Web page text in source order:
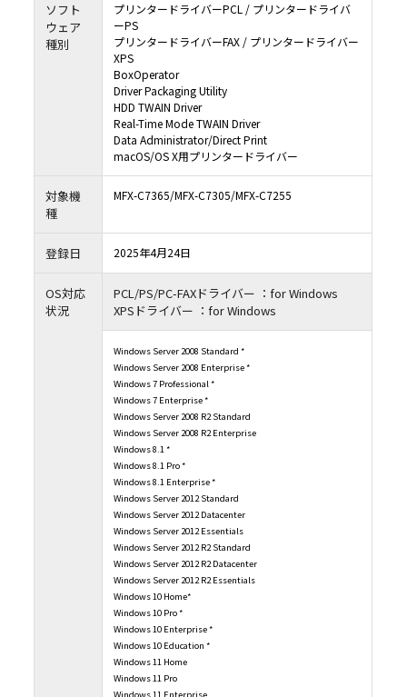
1995), consisting of "commercial computer software" and "commercial
software documentation," as such terms are used in 48 C.F.R. 12.212
Consistent with 48 C.F.R. 12.212 and 48 C.F.R. 227.7202-1 through 227.7202-4
U.S. Government End Users shall acquire the Software with only those rights
herein.
ソフト
ウェア
種別
プリンタードライバーPCL / プリンタードライバ
ーPS
プリンタードライバーFAX / プリンタードライバー
XPS
BoxOperator
Driver Packaging Utility
HDD TWAIN Driver
Real-Time Mode TWAIN Driver
Data Administrator/Direct Print
macOS/OS X用プリンタードライバー
対象機
種
MFX-C7365/MFX-C7305/MFX-C7255
登録日 2025年4月24日
OS対応
状況
PCL/PS/PC-FAXドライバー ：for Windows
XPSドライバー ：for Windows
Windows Server 2008 Standard *
Windows Server 2008 Enterprise *
Windows 7 Professional *
Windows 7 Enterprise *
Windows Server 2008 R2 Standard
Windows Server 2008 R2 Enterprise
Windows 8.1 *
Windows 8.1 Pro *
Windows 8.1 Enterprise *
Windows Server 2012 Standard
Windows Server 2012 Datacenter
Windows Server 2012 Essentials
Windows Server 2012 R2 Standard
Windows Server 2012 R2 Datacenter
Windows Server 2012 R2 Essentials
Windows 10 Home*
Windows 10 Pro *
Windows 10 Enterprise *
Windows 10 Education *
Windows 11 Home
Windows 11 Pro
Windows 11 Enterprise